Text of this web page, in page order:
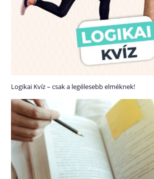
Logikai Kvíz – csak a legélesebb elméknek!